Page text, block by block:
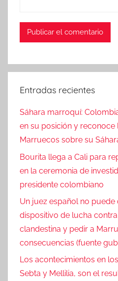
Entradas recientes
Sáhara marroquí:
en su posición y reconoce
Marruecos sobre su
Bourita llega a Cali para
en la ceremonia de
presidente colombiano
Un juez español no puede
dispositivo de lucha
clandestina y pedir a
consecuencias (fuente
Los acontecimientos en
Sebta y Mellilia, son el